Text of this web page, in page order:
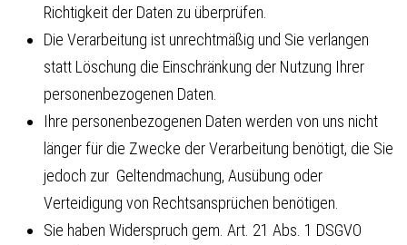
Richtigkeit der Daten zu überprüfen.
Die Verarbeitung ist unrechtmäßig und Sie verlangen
statt Löschung die Einschränkung der Nutzung Ihrer
personenbezogenen Daten.
Ihre personenbezogenen Daten werden von uns nicht
länger für die Zwecke der Verarbeitung benötigt, die Sie
jedoch zur Geltendmachung, Ausübung oder
Verteidigung von Rechtsansprüchen benötigen.
Sie haben Widerspruch gem. Art. 21 Abs. 1 DSGVO